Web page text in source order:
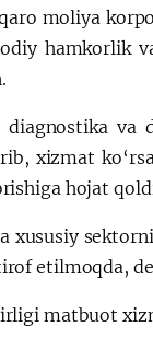
moliya
hamkorlik
diagnostika va
xizmat
hojat
xususiy
etilmoqda,
matbuot